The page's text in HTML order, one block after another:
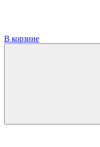
В корзине